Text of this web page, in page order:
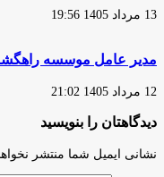
13 مرداد 1405 19:56
مدیر عامل موسسه راهگشا
12 مرداد 1405 21:02
دیدگاهتان را بنویسید
نشانی ایمیل شما منتشر